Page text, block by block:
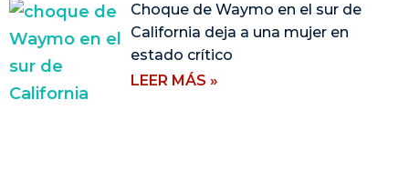
Choque de Waymo en el sur de
California deja a una mujer en
estado crítico
LEER MÁS »